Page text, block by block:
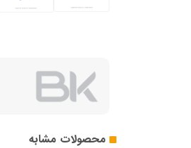
محصولات مشابه